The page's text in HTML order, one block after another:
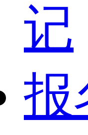
记
报